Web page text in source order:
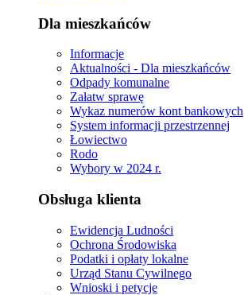
Dla mieszkańców
Informacje
Aktualności - Dla mieszkańców
Odpady komunalne
Załatw sprawę
Wykaz numerów kont bankowych
System informacji przestrzennej
Łowiectwo
Rodo
Wybory w 2024 r.
Obsługa klienta
Ewidencja Ludności
Ochrona Środowiska
Podatki i opłaty lokalne
Urząd Stanu Cywilnego
Wnioski i petycje